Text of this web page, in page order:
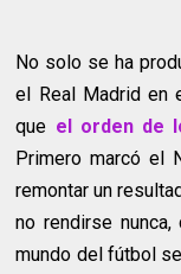
No solo se ha
el Real Madrid en
que el orden de
Primero marcó el
remontar un
no rendirse
mundo del fútbol